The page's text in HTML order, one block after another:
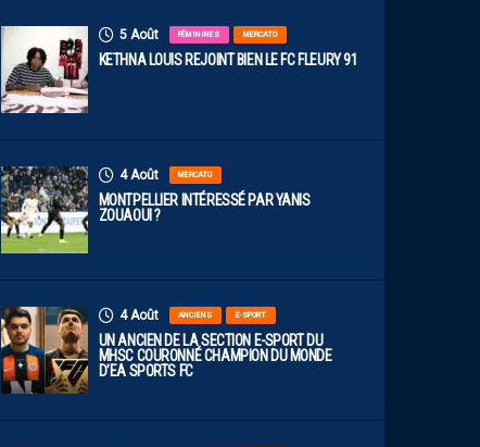
5 Août FÉMININES MERCATO
KETHNA LOUIS REJOINT BIEN LE FC FLEURY 91
4 Août MERCATO
MONTPELLIER INTÉRESSÉ PAR YANIS
ZOUAOUI ?
4 Août ANCIENS E-SPORT
UN ANCIEN DE LA SECTION E-SPORT DU
MHSC COURONNÉ CHAMPION DU MONDE
D’EA SPORTS FC